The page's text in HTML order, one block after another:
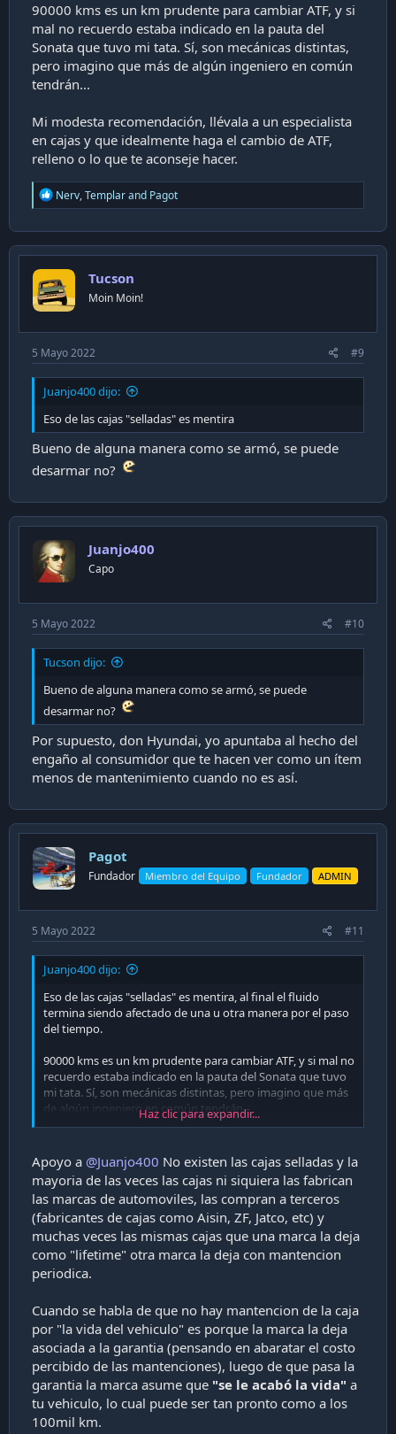
90000 kms es un km prudente para cambiar ATF, y si
mal no recuerdo estaba indicado en la pauta del
Sonata que tuvo mi tata. Sí, son mecánicas distintas,
pero imagino que más de algún ingeniero en común
tendrán...
Mi modesta recomendación, llévala a un especialista
en cajas y que idealmente haga el cambio de ATF,
relleno o lo que te aconseje hacer.
R
e
c
t
o
n
s
Nerv,Templarand Pagot
Tucson
Moin Moin!
5 Mayo 2022 #9
Juanjo400 dijo:
Eso de las cajas "selladas" es mentira
Bueno de alguna manera como se armó, se puede
desarmar no?
Juanjo400
Capo
5 Mayo 2022 #10
Tucson dijo:
Bueno de alguna manera como se armó, se puede
desarmar no?
Por supuesto, don Hyundai, yo apuntaba al hecho del
engaño al consumidor que te hacen ver como un ítem
menos de mantenimiento cuando no es así.
Pagot
Fundador Miembro del Equipo Fundador ADMIN
5 Mayo 2022 #11
Juanjo400 dijo:
Eso de las cajas "selladas" es mentira, al final el fluido
termina siendo afectado de una u otra manera por el paso
del tiempo.
90000 kms es un km prudente para cambiar ATF, y si mal no
recuerdo estaba indicado en la pauta del Sonata que tuvo
mi tata. Sí, son mecánicas distintas, pero imagino que más
de algún ingeniero en común tendrán...
cajas y que idealmente haga el cambio de ATF, relleno o lo
que te aconseje hacer.
Haz clic para expandir...
Apoyo a @Juanjo400 No existen las cajas selladas y la
mayoria de las veces las cajas ni siquiera las fabrican
las marcas de automoviles, las compran a terceros
(fabricantes de cajas como Aisin, ZF, Jatco, etc) y
muchas veces las mismas cajas que una marca la deja
como "lifetime" otra marca la deja con mantencion
periodica.
Cuando se habla de que no hay mantencion de la caja
por "la vida del vehiculo" es porque la marca la deja
asociada a la garantia (pensando en abaratar el costo
percibido de las mantenciones), luego de que pasa la
garantia la marca asume que "se le acabó la vida" a
tu vehiculo, lo cual puede ser tan pronto como a los
100mil km.